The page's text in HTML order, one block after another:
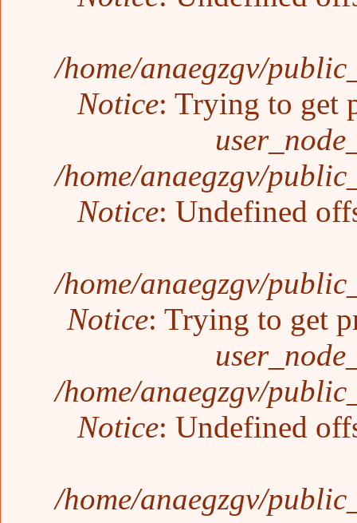
/home/anaegzgv/
Notice: Trying to get
/home/anaegzgv/
Notice: Undefined
/home/anaegzgv/
Notice: Trying to get
/home/anaegzgv/
Notice: Undefined
/home/anaegzgv/